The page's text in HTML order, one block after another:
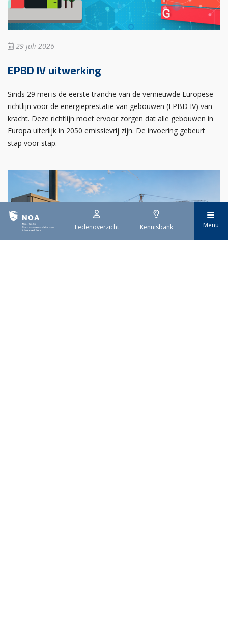
Ledenoverzicht Kennisbank Menu
29 juli 2026
EPBD IV uitwerking
Sinds 29 mei is de eerste tranche van de vernieuwde Europese
richtlijn voor de energieprestatie van gebouwen (EPBD IV) van
kracht. Deze richtlijn moet ervoor zorgen dat alle gebouwen in
Europa uiterlijk in 2050 emissievrij zijn. De invoering gebeurt
stap voor stap.